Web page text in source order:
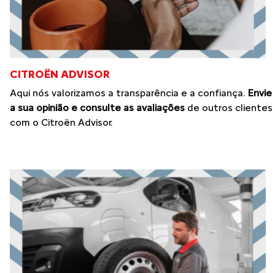
CITROËN ADVISOR
Aqui nós valorizamos a transparência e a confiança. Envie
a sua opinião e consulte as avaliações de outros clientes
com o Citroën Advisor.